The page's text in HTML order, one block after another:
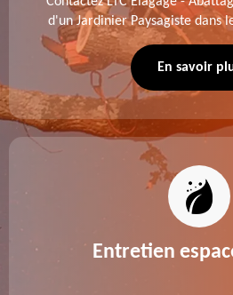
d'un Jardinier Paysagiste dans
intervention est exécutée selon
Découvrez un extérieurEn savoir
Entretien